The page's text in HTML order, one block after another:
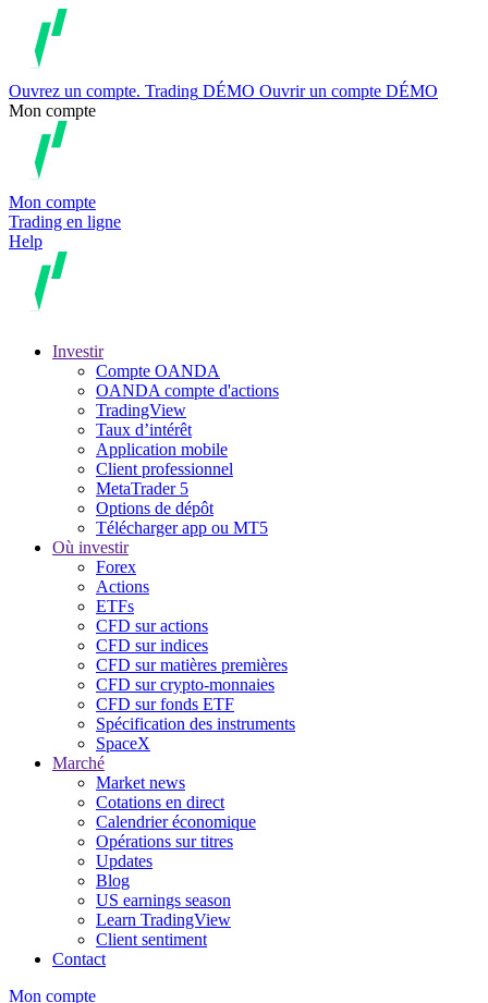
Ouvrez un compte. Trading DÉMO Ouvrir un compte DÉMO
Mon compte
Mon compte
Trading en ligne
Help
Investir
Compte OANDA
OANDA compte d'actions
TradingView
Taux d’intérêt
Application mobile
Client professionnel
MetaTrader 5
Options de dépôt
Télécharger app ou MT5
Où investir
Forex
Actions
ETFs
CFD sur actions
CFD sur indices
CFD sur matières premières
CFD sur crypto-monnaies
CFD sur fonds ETF
Spécification des instruments
SpaceX
Marché
Market news
Cotations en direct
Calendrier économique
Opérations sur titres
Updates
Blog
US earnings season
Learn TradingView
Client sentiment
Contact
Mon compte